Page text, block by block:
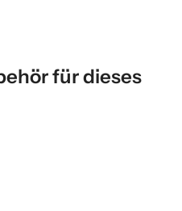
für dieses